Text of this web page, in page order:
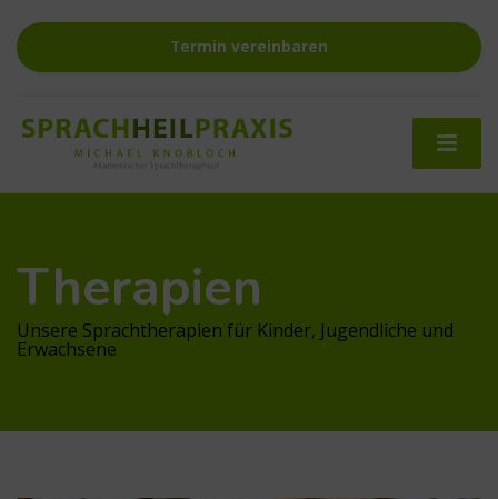
Termin vereinbaren
Therapien
Unsere Sprachtherapien für Kinder, Jugendliche und
Erwachsene